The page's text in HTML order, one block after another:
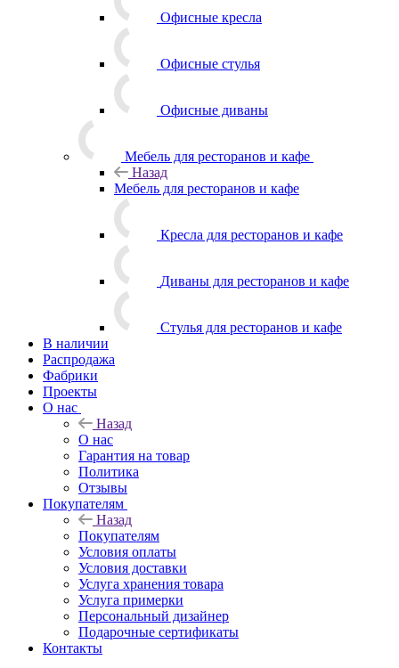
Офисные кресла
Офисные стулья
Офисные диваны
Мебель для ресторанов и кафе
Назад
Мебель для ресторанов и кафе
Кресла для ресторанов и кафе
Диваны для ресторанов и кафе
Стулья для ресторанов и кафе
В наличии
Распродажа
Фабрики
Проекты
О нас
Назад
О нас
Гарантия на товар
Политика
Отзывы
Покупателям
Назад
Покупателям
Условия оплаты
Условия доставки
Услуга хранения товара
Услуга примерки
Персональный дизайнер
Подарочные сертификаты
Контакты